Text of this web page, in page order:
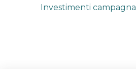
Investimenti